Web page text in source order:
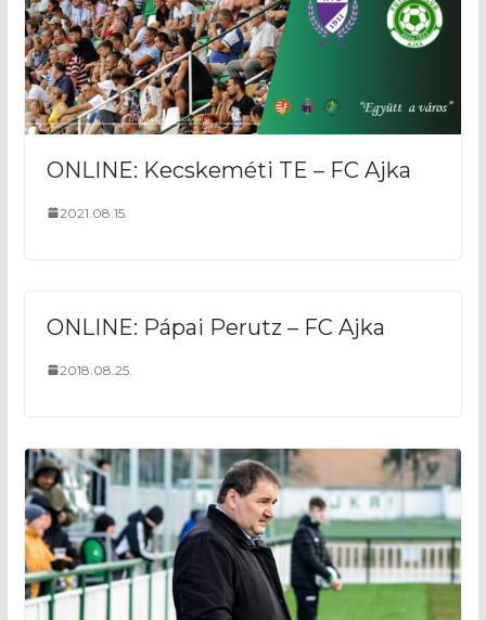
ONLINE: Kecskeméti TE – FC Ajka
2021.08.15.
ONLINE: Pápai Perutz – FC Ajka
2018.08.25.